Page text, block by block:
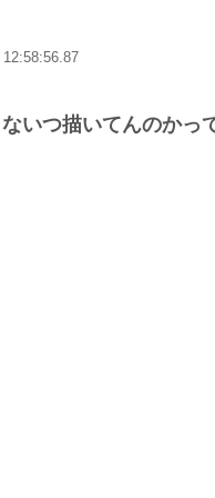
いつ描いてんのかっ